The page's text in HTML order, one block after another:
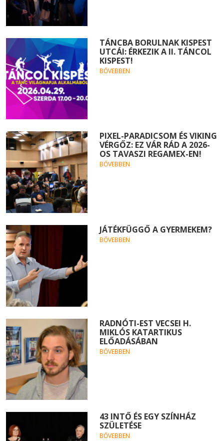
TÁNCBA BORULNAK KISPEST
UTCÁI: ÉRKEZIK A II. TÁNCOL
KISPEST!
BŐVEBBEN
PIXEL-PARADICSOM ÉS VIKING
VÉRGŐZ: EZ VÁR RÁD A 2026-
OS TAVASZI REGAMEX-EN!
BŐVEBBEN
JÁTÉKFÜGGŐ A GYERMEKEM?
BŐVEBBEN
RADNÓTI-EST VECSEI H.
MIKLÓS KATARTIKUS
ELŐADÁSÁBAN
BŐVEBBEN
43 INTŐ ÉS EGY SZÍNHÁZ
SZÜLETÉSE
BŐVEBBEN